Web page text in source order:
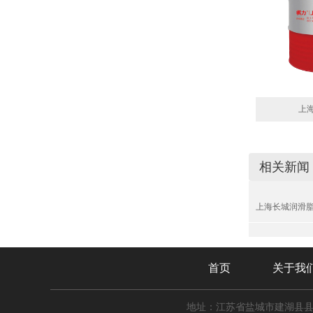
上
相关新闻
上海长城润滑
首页 关于我
地址：江苏省盐城市建湖县